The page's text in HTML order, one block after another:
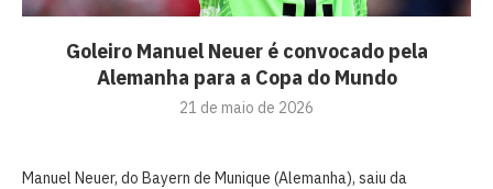
Goleiro Manuel Neuer é convocado pela
Alemanha para a Copa do Mundo
21 de maio de 2026
Manuel Neuer, do Bayern de Munique (Alemanha), saiu da